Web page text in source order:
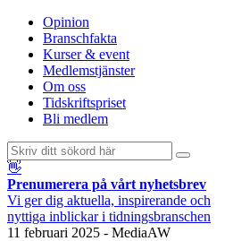
Opinion
Branschfakta
Kurser & event
Medlemstjänster
Om oss
Tidskriftspriset
Bli medlem
👋
Prenumerera på vårt nyhetsbrev
Vi ger dig aktuella, inspirerande och
nyttiga inblickar i tidningsbranschen
11 februari 2025 - MediaAW